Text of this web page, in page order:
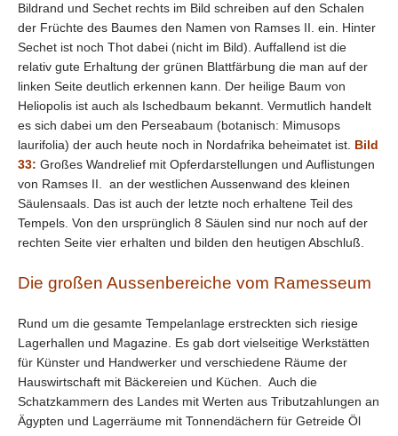
Bildrand und Sechet rechts im Bild schreiben auf den Schalen
der Früchte des Baumes den Namen von Ramses II. ein. Hinter
Sechet ist noch Thot dabei (nicht im Bild). Auffallend ist die
relativ gute Erhaltung der grünen Blattfärbung die man auf der
linken Seite deutlich erkennen kann. Der heilige Baum von
Heliopolis ist auch als Ischedbaum bekannt. Vermutlich handelt
es sich dabei um den Perseabaum (botanisch: Mimusops
laurifolia) der auch heute noch in Nordafrika beheimatet ist. Bild
33: Großes Wandrelief mit Opferdarstellungen und Auflistungen
von Ramses II. an der westlichen Aussenwand des kleinen
Säulensaals. Das ist auch der letzte noch erhaltene Teil des
Tempels. Von den ursprünglich 8 Säulen sind nur noch auf der
rechten Seite vier erhalten und bilden den heutigen Abschluß.
Die großen Aussenbereiche vom Ramesseum
Rund um die gesamte Tempelanlage erstreckten sich riesige
Lagerhallen und Magazine. Es gab dort vielseitige Werkstätten
für Künster und Handwerker und verschiedene Räume der
Hauswirtschaft mit Bäckereien und Küchen. Auch die
Schatzkammern des Landes mit Werten aus Tributzahlungen an
Ägypten und Lagerräume mit Tonnendächern für Getreide Öl